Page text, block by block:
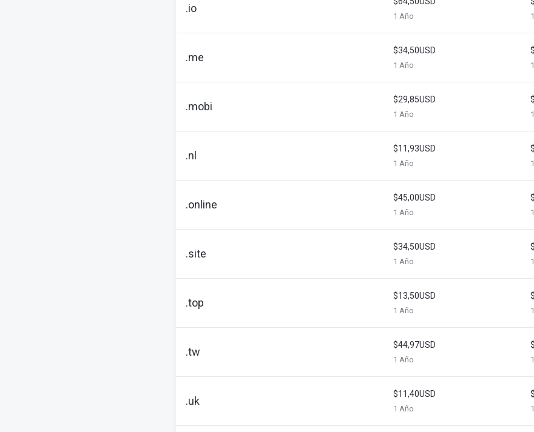
.io
1 Año
.me
$34,50USD
1 Año
.mobi
$29,85USD
1 Año
.nl
$11,93USD
1 Año
.online
$45,00USD
1 Año
.site
$34,50USD
1 Año
.top
$13,50USD
1 Año
.tw
$44,97USD
1 Año
.uk
$11,40USD
1 Año